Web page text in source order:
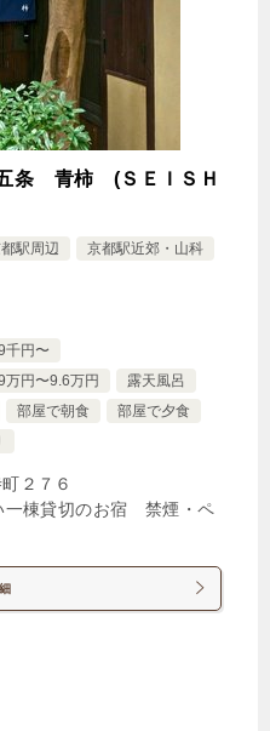
ップル限定】～
-10:00 禁煙ルーム
14,300円
デンビュー
ーデンビュー
条 青柿 (ＳＥＩＳＨ
駅周辺 京都駅近郊・山科
千円〜
万円〜9.6万円
露天風呂
部屋で朝食
部屋で夕食
２７６
一棟貸切のお宿 禁煙・ペ